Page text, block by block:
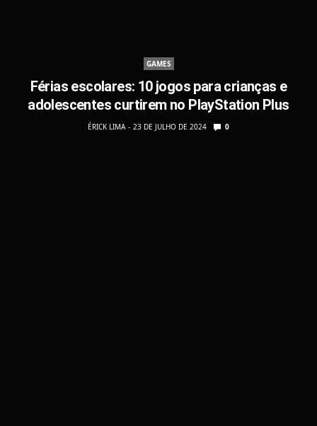
GAMES
Férias escolares: 10 jogos para crianças e
adolescentes curtirem no PlayStation Plus
ÉRICK LIMA 23 DE JULHO DE 2024 0